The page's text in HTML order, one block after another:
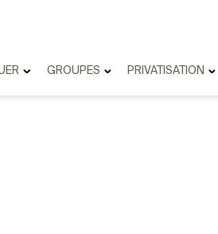
GROUPES PRIVATISATION